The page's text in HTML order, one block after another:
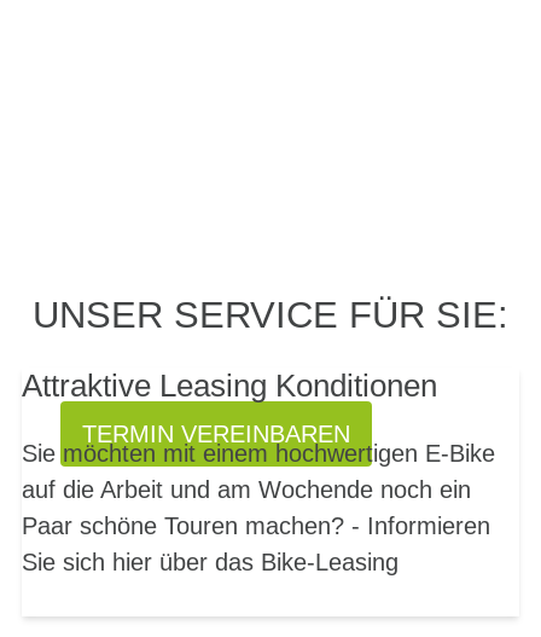
PROBEFAHRT? JA,
TERMIN VEREINBAREN
UNSER SERVICE FÜR SIE:
Attraktive Leasing Konditionen
Sie möchten mit einem hochwertigen E-Bike
auf die Arbeit und am Wochende noch ein
Paar schöne Touren machen? - Informieren
Sie sich hier über das Bike-Leasing